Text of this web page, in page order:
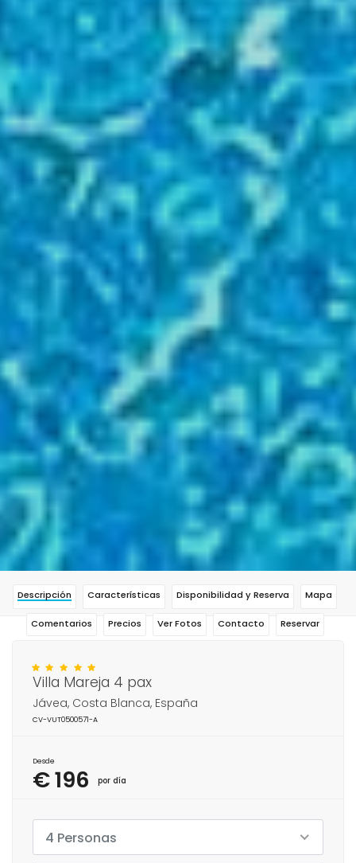
Descripción Características Disponibilidad y Reserva Mapa
Comentarios Precios Ver Fotos Contacto Reservar
Villa Mareja 4 pax
Jávea, Costa Blanca, España
CV-VUT0500571-A
Desde
€ 196 por día
4 Personas